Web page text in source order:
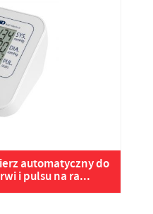
automatyczny do
i pulsu na ra...